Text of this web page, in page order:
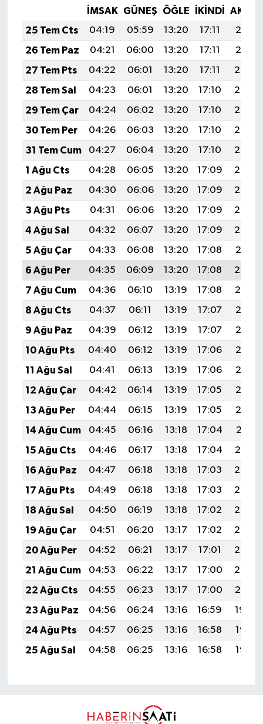
İMSAK GÜNEŞ ÖĞLE İKINDI
25 Tem Cts
04:19 05:59 13:20 17:11
20:31
26 Tem Paz
04:21 06:00 13:20 17:11
20:31
27 Tem Pts
04:22 06:01 13:20 17:11
20:30
28 Tem Sal
04:23 06:01 13:20 17:10
20:29
29 Tem Çar
04:24 06:02 13:20 17:10
20:28
30 Tem Per
04:26 06:03 13:20 17:10
20:27
31 Tem Cum
04:27 06:04 13:20 17:10
20:26
1 Ağu Cts
04:28 06:05 13:20 17:09
20:25
2 Ağu Paz
04:30 06:06 13:20 17:09
20:24
3 Ağu Pts
04:31 06:06 13:20 17:09
20:23
4 Ağu Sal
04:32 06:07 13:20 17:09
20:22
5 Ağu Çar
04:33 06:08 13:20 17:08
20:21
6 Ağu Per
04:35 06:09 13:20 17:08
20:20
7 Ağu Cum
04:36 06:10 13:19 17:08
20:19
8 Ağu Cts
04:37 06:11 13:19 17:07
20:18
9 Ağu Paz
04:39 06:12 13:19 17:07
20:17
10 Ağu Pts
04:40 06:12 13:19 17:06
20:16
11 Ağu Sal
04:41 06:13 13:19 17:06
20:15
12 Ağu Çar
04:42 06:14 13:19 17:05
20:13
13 Ağu Per
04:44 06:15 13:19 17:05
20:12
14 Ağu Cum
04:45 06:16 13:18 17:04
20:11
15 Ağu Cts
04:46 06:17 13:18 17:04
20:10
16 Ağu Paz
04:47 06:18 13:18 17:03
20:08
17 Ağu Pts
04:49 06:18 13:18 17:03
20:07
18 Ağu Sal
04:50 06:19 13:18 17:02
20:06
19 Ağu Çar
04:51 06:20 13:17 17:02
20:05
20 Ağu Per
04:52 06:21 13:17 17:01
20:03
21 Ağu Cum
04:53 06:22 13:17 17:00
20:02
22 Ağu Cts
04:55 06:23 13:17 17:00
20:01
23 Ağu Paz
04:56 06:24 13:16 16:59
19:59
24 Ağu Pts
04:57 06:25 13:16 16:58
19:58
25 Ağu Sal
04:58 06:25 13:16 16:58 19:56